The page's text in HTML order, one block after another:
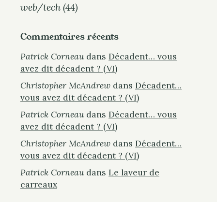
web/tech (44)
Commentaires récents
Patrick Corneaudans Décadent… vous
avez dit décadent ? (VI)
Christopher McAndrew dans Décadent…
vous avez dit décadent ? (VI)
Patrick Corneaudans Décadent… vous
avez dit décadent ? (VI)
Christopher McAndrew dans Décadent…
vous avez dit décadent ? (VI)
Patrick Corneaudans Le laveur de
carreaux